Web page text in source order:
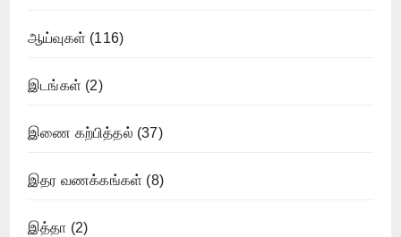
ஆய்வுகள் (116)
இடங்கள் (2)
இணை கற்பித்தல் (37)
இதர வணக்கங்கள் (8)
இத்தா (2)